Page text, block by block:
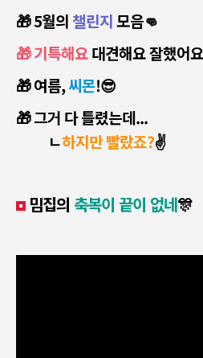
🎁 5월의 챌린지모음👊
🎁 기특해요대견해요 잘했어
🎁 여름,씨몬!😎
🎁 그거 다 틀렸는데...
ㄴ하지만 빨랐죠?✌️
밈집의 축복이 끝이 없네🎊